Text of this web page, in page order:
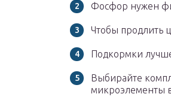
Фосфор нужен
Чтобы продлить
Подкормки
Выбирайте
микроэлементы